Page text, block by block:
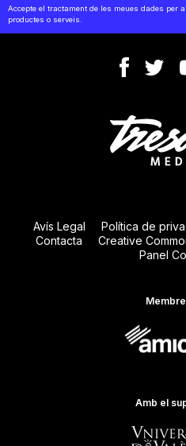
Accepte el tractament de les meues dades per
productes o serveis.
Avís Legal Política de
Contacta
Creative
Panel
Amb el